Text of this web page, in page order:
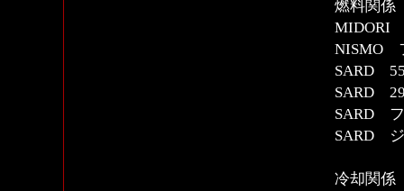
燃料関
MIDORI
NISMO
SARD
SARD
SARD フ
SARD
冷却関係